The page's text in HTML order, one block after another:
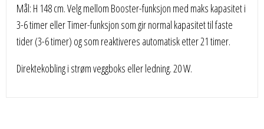
Mål: H 148 cm. Velg mellom Booster-funksjon med maks kapasitet i
3-6 timer eller Timer-funksjon som gir normal kapasitet til faste
tider (3-6 timer) og som reaktiveres automatisk etter 21 timer.
Direktekobling i strøm veggboks eller ledning. 20 W.